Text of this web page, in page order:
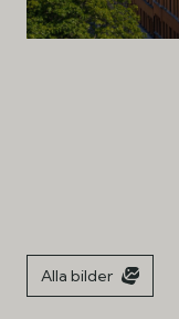
Alla bilder